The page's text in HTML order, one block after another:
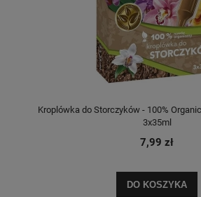
Kroplówka do Storczyków - 100%
3x35ml
7,99 zł
DO KOSZYKA